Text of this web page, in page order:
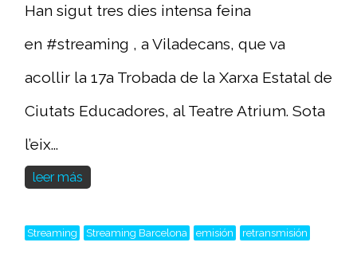
Han sigut tres dies intensa feina
en #streaming , a Viladecans, que va
acollir la 17a Trobada de la Xarxa Estatal de
Ciutats Educadores, al Teatre Atrium. Sota
l’eix...
leer más
Streaming Streaming Barcelona emisión retransmisión